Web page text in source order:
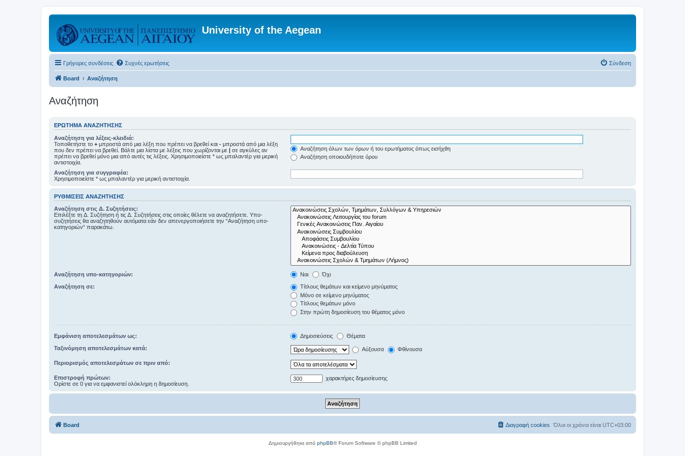
University of the Aegean
Γρήγορες συνδέσεις Συχνές ερωτήσεις Σύνδεση
Board Αναζήτηση
Αναζήτηση
ΕΡΏΤΗΜΑ ΑΝΑΖΉΤΗΣΗΣ
Αναζήτηση για λέξεις-κλειδιά:
Τοποθετήστε το + μπροστά από μια λέξη που πρέπει να βρεθεί και - μπροστά από μια λέξη
που δεν πρέπει να βρεθεί. Βάλτε μια λίστα με λέξεις που χωρίζονται με | σε αγκύλες αν
πρέπει να βρεθεί μόνο μια από αυτές τις λέξεις. Χρησιμοποιείστε * ως μπαλαντέρ για μερική
αντιστοιχία.
Αναζήτηση όλων των όρων ή του ερωτήματος όπως εισήχθη
Αναζήτηση οποιουδήποτε όρου
Αναζήτηση για συγγραφέα:
Χρησιμοποιείστε * ως μπαλαντέρ για μερική αντιστοιχία.
ΡΥΘΜΊΣΕΙΣ ΑΝΑΖΉΤΗΣΗΣ
Αναζήτηση στις Δ. Συζητήσεις:
Επιλέξτε τη Δ. Συζήτηση ή τις Δ. Συζητήσεις στις οποίες θέλετε να αναζητήσετε. Υπο-
συζητήσεις θα αναζητηθούν αυτόματα εάν δεν απενεργοποιήσετε την “Αναζήτηση υπο-
κατηγοριών“ παρακάτω.
Αναζήτηση υπο-κατηγοριών: Ναι Όχι
Αναζήτηση σε:
Τίτλους θεμάτων και κείμενο μηνύματος
Μόνο σε κείμενο μηνύματος
Τίτλους θεμάτων μόνο
Στην πρώτη δημοσίευση του θέματος μόνο
Εμφάνιση αποτελεσμάτων ως: Δημοσιεύσεις Θέματα
Ταξινόμηση αποτελεσμάτων κατά: Αύξουσα Φθίνουσα
Περιορισμός αποτελεσμάτων σε πριν από:
Επιστροφή πρώτων:
Ορίστε σε 0 για να εμφανιστεί ολόκληρη η δημοσίευση.
χαρακτήρες δημοσίευσης
Board Όλοι οι χρόνοι είναι UTC+03:00
Διαγραφή cookies
Δημιουργήθηκε από phpBB® Forum Software © phpBB Limited